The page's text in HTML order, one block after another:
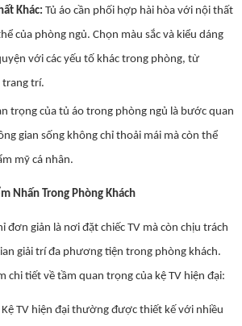
Khác: Tủ áo cần phối hợp hài hòa với nội thất
của phòng ngủ. Chọn màu sắc và kiểu dáng
với các yếu tố khác trong phòng, từ
trang trí.
trọng của tủ áo trong phòng ngủ là bước quan
gian sống không chỉ thoải mái mà còn thể
mỹ cá nhân.
Nhấn Trong Phòng Khách
đơn giản là nơi đặt chiếc TV mà còn chịu trách
giải trí đa phương tiện trong phòng khách.
chi tiết về tầm quan trọng của kệ TV hiện đại:
Kệ TV hiện đại thường được thiết kế với nhiều